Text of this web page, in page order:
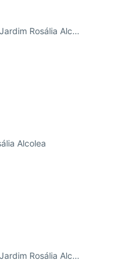
R. Coronel Paulo Foot Guimarães, Jardim Rosália Alcolea
Alcolea
R. Coronel Paulo Foot Guimarães, Jardim Rosália Alcolea